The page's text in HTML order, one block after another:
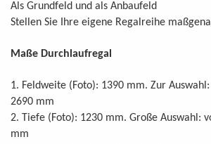
Als Grundfeld und als Anbaufeld
Stellen Sie Ihre eigene Regalreihe
Maße Durchlaufregal
1. Feldweite (Foto): 1390 mm. Zur
2690 mm
2. Tiefe (Foto): 1230 mm. Große Auswahl:
mm